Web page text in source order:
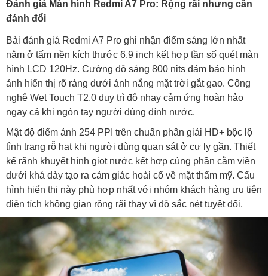
Đánh giá Màn hình Redmi A7 Pro: Rộng rãi nhưng cần
đánh đổi
Bài đánh giá Redmi A7 Pro ghi nhận điểm sáng lớn nhất
nằm ở tấm nền kích thước 6.9 inch kết hợp tần số quét màn
hình LCD 120Hz. Cường độ sáng 800 nits đảm bảo hình
ảnh hiển thị rõ ràng dưới ánh nắng mặt trời gắt gao. Công
nghệ Wet Touch T2.0 duy trì độ nhạy cảm ứng hoàn hảo
ngay cả khi ngón tay người dùng dính nước.
Mật độ điểm ảnh 254 PPI trên chuẩn phân giải HD+ bộc lộ
tình trạng rỗ hạt khi người dùng quan sát ở cự ly gần. Thiết
kế rãnh khuyết hình giọt nước kết hợp cùng phần cằm viền
dưới khá dày tạo ra cảm giác hoài cổ về mặt thẩm mỹ. Cấu
hình hiển thị này phù hợp nhất với nhóm khách hàng ưu tiên
diện tích không gian rộng rãi thay vì độ sắc nét tuyệt đối.